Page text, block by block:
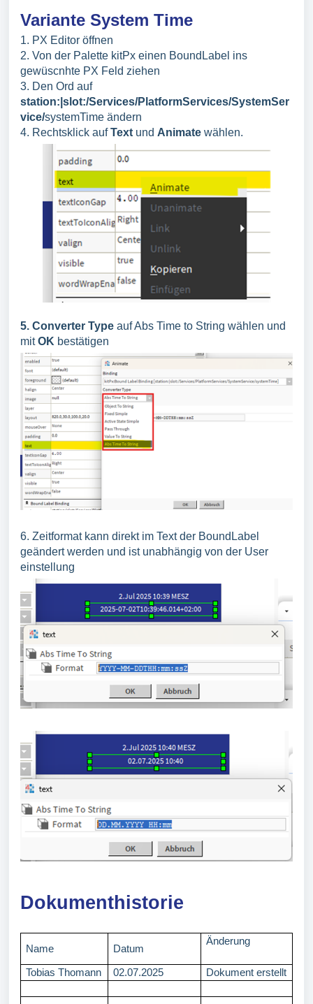
Variante System Time
1. PX Editor öffnen
2. Von der Palette kitPx einen BoundLabel ins
gewüscnhte PX Feld ziehen
3. Den Ord auf
station:|slot:/Services/PlatformServices/SystemSer
vice/systemTime ändern
4. Rechtsklick aufText und Animate wählen.
5. Converter Type auf Abs Time to String wählen und
mitOK bestätigen
6. Zeitformat kann direkt im Text der BoundLabel
geändert werden und ist unabhängig von der User
einstellung
Dokumenthistorie
Name Datum
Änderung
Tobias Thomann 02.07.2025 Dokument erstellt